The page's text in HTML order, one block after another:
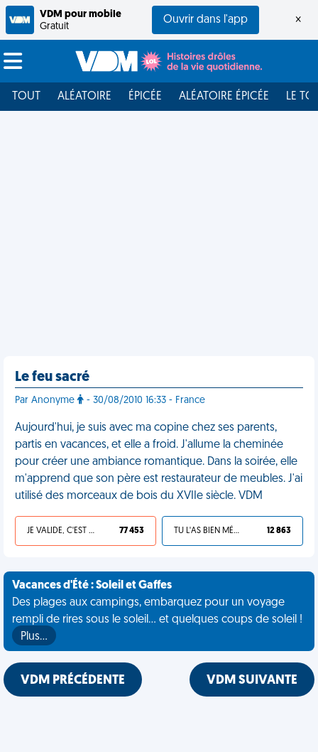
VDM pour mobile
Gratuit
Ouvrir dans l'app ×
TOUT ALÉATOIRE ÉPICÉE ALÉATOIRE ÉPICÉE LE
Le feu sacré
Par Anonyme - 30/08/2010 16:33 - France
Aujourd'hui, je suis avec ma copine chez ses parents,
partis en vacances, et elle a froid. J'allume la cheminée
pour créer une ambiance romantique. Dans la soirée, elle
m'apprend que son père est restaurateur de meubles. J'ai
utilisé des morceaux de bois du XVIIe siècle. VDM
JE VALIDE, C'EST UNE VDM 77 453 TU L'AS BIEN MÉRITÉ 12 863
Vacances d'Été : Soleil et Gaffes
Des plages aux campings, embarquez pour un voyage
rempli de rires sous le soleil... et quelques coups de soleil !
Plus…
VDM PRÉCÉDENTE VDM SUIVANTE